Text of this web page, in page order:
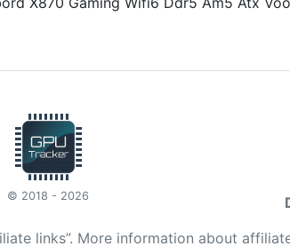
© 2018 - 2026
links”. More information about